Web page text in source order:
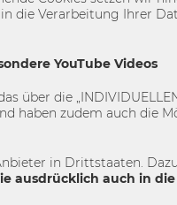
zu ermöglichen, bietet
WU4YOU
in die Verarbeitung Ihrer
YouTube Videos
über die
haben zudem auch die
in Drittstaaten. Dazu
ausdrücklich auch in